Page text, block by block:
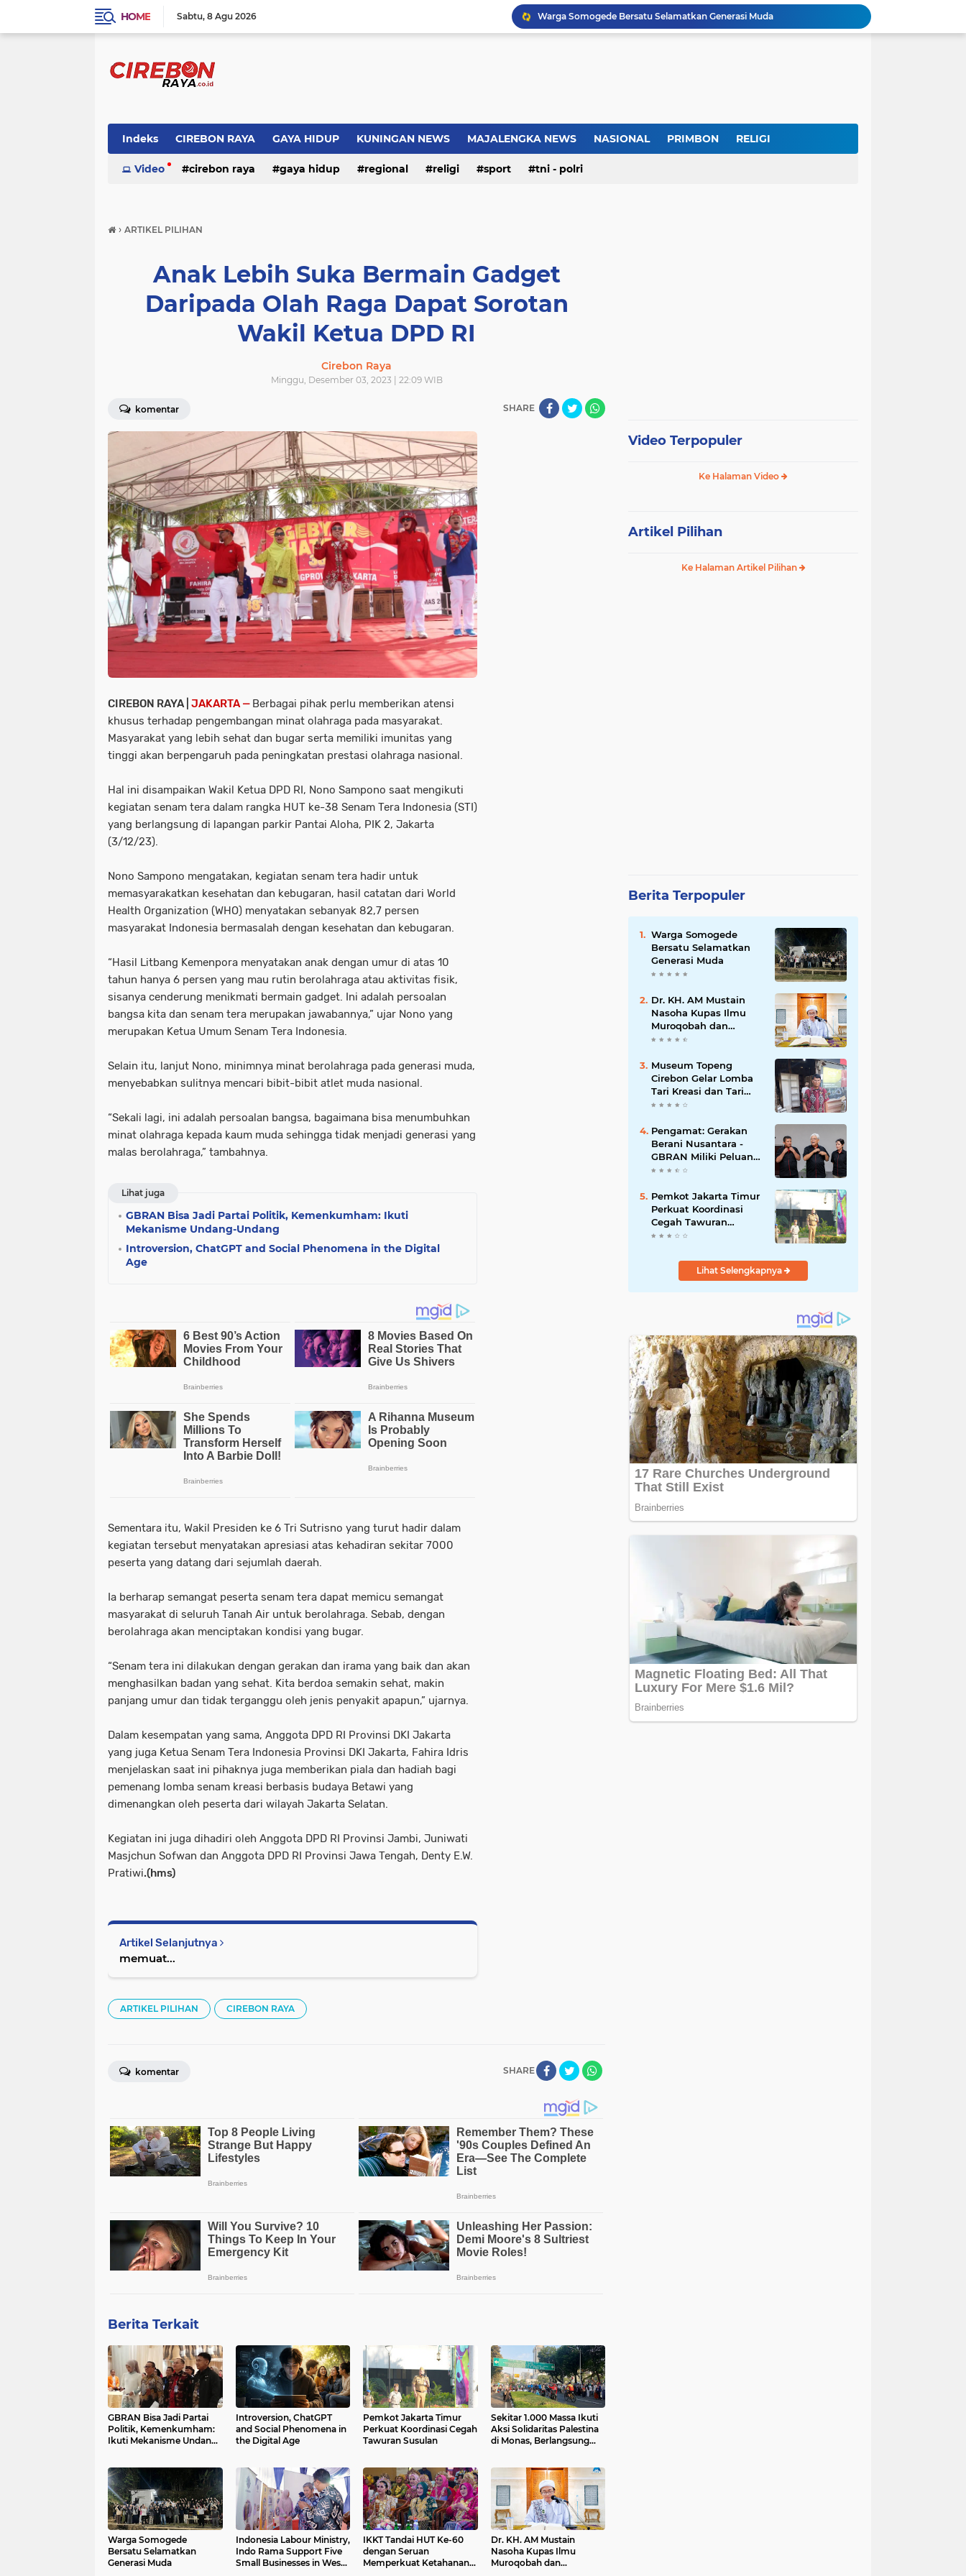
HOME Sabtu 8 Agu 2026
Warga Somogede Bersatu Selamatkan Generasi Muda
Dr. KH. AM Mustain Nasoha Kupas Ilmu Muroqobah dan Ma'rifatullah dalam Kajian Kitab Ihya' Ulumuddin
Sejarah Borobudur, Arsitektur dan Makna Filosofis
Indonesia Labour Ministry, Indo Rama Support Five Small Businesses in West Java
Indeks CIREBON RAYA GAYA HIDUP KUNINGAN NEWS MAJALENGKA NEWS NASIONAL PRIMBON RELIGI
Video cirebon raya gaya hidup regional religi sport tni - polri
› ARTIKEL PILIHAN
Anak Lebih Suka Bermain Gadget
Daripada Olah Raga Dapat Sorotan
Wakil Ketua DPD RI
Cirebon Raya
Minggu, Desember 03, 2023 | 22:09 WIB
komentar SHARE
CIREBON RAYA | JAKARTA — Berbagai pihak perlu memberikan atensi
khusus terhadap pengembangan minat olahraga pada masyarakat.
Masyarakat yang lebih sehat dan bugar serta memiliki imunitas yang
tinggi akan berpengaruh pada peningkatan prestasi olahraga nasional.
Hal ini disampaikan Wakil Ketua DPD RI, Nono Sampono saat mengikuti
kegiatan senam tera dalam rangka HUT ke-38 Senam Tera Indonesia (STI)
yang berlangsung di lapangan parkir Pantai Aloha, PIK 2, Jakarta
(3/12/23).
Nono Sampono mengatakan, kegiatan senam tera hadir untuk
memasyarakatkan kesehatan dan kebugaran, hasil catatan dari World
Health Organization (WHO) menyatakan sebanyak 82,7 persen
masyarakat Indonesia bermasalah dengan kesehatan dan kebugaran.
“Hasil Litbang Kemenpora menyatakan anak dengan umur di atas 10
tahun hanya 6 persen yang mau rutin berolahraga atau aktivitas fisik,
sisanya cenderung menikmati bermain gadget. Ini adalah persoalan
bangsa kita dan senam tera merupakan jawabannya,” ujar Nono yang
merupakan Ketua Umum Senam Tera Indonesia.
Selain itu, lanjut Nono, minimnya minat berolahraga pada generasi muda,
menyebabkan sulitnya mencari bibit-bibit atlet muda nasional.
“Sekali lagi, ini adalah persoalan bangsa, bagaimana bisa menumbuhkan
minat olahraga kepada kaum muda sehingga tidak menjadi generasi yang
malas berolahraga,” tambahnya.
Lihat juga
GBRAN Bisa Jadi Partai Politik, Kemenkumham: Ikuti
Mekanisme Undang-Undang
Introversion, ChatGPT and Social Phenomena in the Digital
Age
Sementara itu, Wakil Presiden ke 6 Tri Sutrisno yang turut hadir dalam
kegiatan tersebut menyatakan apresiasi atas kehadiran sekitar 7000
peserta yang datang dari sejumlah daerah.
Ia berharap semangat peserta senam tera dapat memicu semangat
masyarakat di seluruh Tanah Air untuk berolahraga. Sebab, dengan
berolahraga akan menciptakan kondisi yang bugar.
“Senam tera ini dilakukan dengan gerakan dan irama yang baik dan akan
menghasilkan badan yang sehat. Kita berdoa semakin sehat, makin
panjang umur dan tidak terganggu oleh jenis penyakit apapun,” ujarnya.
Dalam kesempatan yang sama, Anggota DPD RI Provinsi DKI Jakarta
yang juga Ketua Senam Tera Indonesia Provinsi DKI Jakarta, Fahira Idris
menjelaskan saat ini pihaknya juga memberikan piala dan hadiah bagi
pemenang lomba senam kreasi berbasis budaya Betawi yang
dimenangkan oleh peserta dari wilayah Jakarta Selatan.
Kegiatan ini juga dihadiri oleh Anggota DPD RI Provinsi Jambi, Juniwati
Masjchun Sofwan dan Anggota DPD RI Provinsi Jawa Tengah, Denty E.W.
Pratiwi.(hms)
Artikel Selanjutnya
memuat...
ARTIKEL PILIHAN CIREBON RAYA
SHARE
komentar
Berita Terkait
GBRAN Bisa Jadi Partai
Politik, Kemenkumham:
Ikuti Mekanisme Undang-
Introversion, ChatGPT
and Social Phenomena in
the Digital Age
Pemkot Jakarta Timur
Perkuat Koordinasi Cegah
Tawuran Susulan
Sekitar 1.000 Massa Ikuti
Aksi Solidaritas Palestina
di Monas, Berlangsung
Warga Somogede
Bersatu Selamatkan
Generasi Muda
Indonesia Labour Ministry,
Indo Rama Support Five
Small Businesses in West
IKKT Tandai HUT Ke-60
dengan Seruan
Memperkuat Ketahanan
Dr. KH. AM Mustain
Nasoha Kupas Ilmu
Muroqobah dan
Video Terpopuler
Ke Halaman Video
Artikel Pilihan
Ke Halaman Artikel Pilihan
Berita Terpopuler
Warga Somogede
Bersatu Selamatkan
Generasi Muda
Dr. KH. AM Mustain
Nasoha Kupas Ilmu
Muroqobah dan
Ma'rifatullah dalam
Ulumuddin
Museum Topeng
Cirebon Gelar Lomba
Tari Kreasi dan Tari
Topeng, Perebutkan
Pengamat: Gerakan
Berani Nusantara -
GBRAN Miliki Peluang
Membangun
Pemkot Jakarta Timur
Perkuat Koordinasi
Cegah Tawuran
Susulan
Lihat Selengkapnya